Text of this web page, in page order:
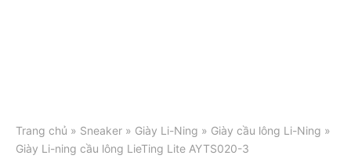
Trang chủ » Sneaker » Giày Li-Ning » Giày cầu lông Li-Ning »
Giày Li-ning cầu lông LieTing Lite AYTS020-3